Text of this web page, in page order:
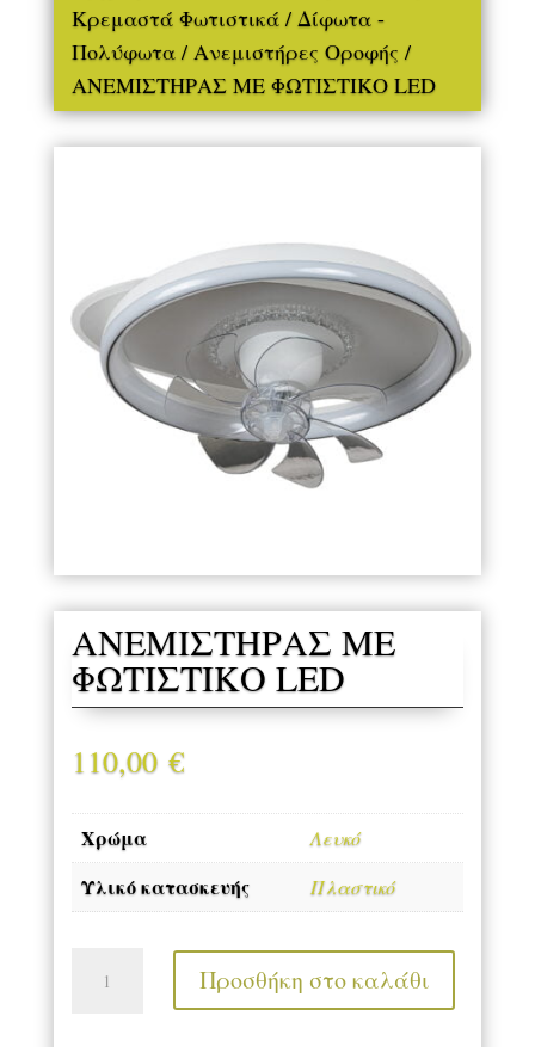
Κρεμαστά Φωτιστικά/ Δίφωτα -
Πολύφωτα/ Ανεμιστήρες Οροφής /
ΑΝΕΜΙΣΤΗΡΑΣ ΜΕ ΦΩΤΙΣΤΙΚΟ LED
ΑΝΕΜΙΣΤΗΡΑΣ ΜΕ
ΦΩΤΙΣΤΙΚΟ LED
110,00 €
Χρώμα Λευκό
Υλικό κατασκευής Πλαστικό
ΑΝΕΜΙΣΤΗΡΑΣ
Προσθήκη στο καλάθι